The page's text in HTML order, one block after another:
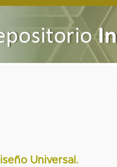
Universal.